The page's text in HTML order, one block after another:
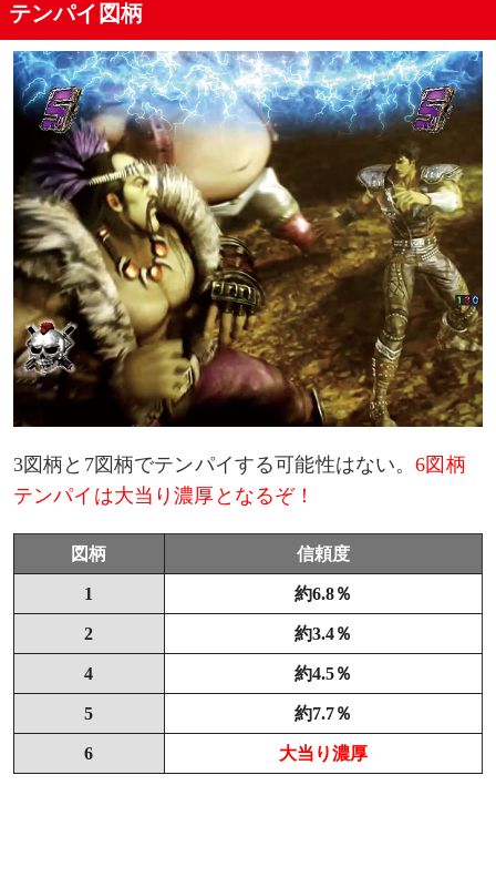
テンパイ図柄
3図柄と7図柄でテンパイする可能性はない。6図柄
テンパイは大当り濃厚となるぞ！
図柄 信頼度
1 約6.8％
2 約3.4％
4 約4.5％
5 約7.7％
6 大当り濃厚